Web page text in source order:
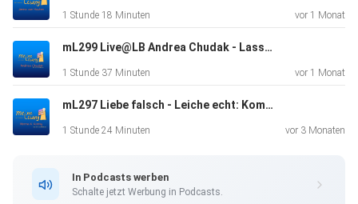
1 Stunde 18 Minuten vor 1 Monat
mL299 Live@LB Andrea Chudak - Lassen Sie mich durch, ich muss hier singen!
1 Stunde 37 Minuten vor 1 Monat
mL297 Liebe falsch - Leiche echt: Kommissar Curd Falck von Norma Koenig, Live@LeseBühne
1 Stunde 24 Minuten vor 3 Monaten
In Podcasts werben
Schalte jetzt Werbung in Podcasts.